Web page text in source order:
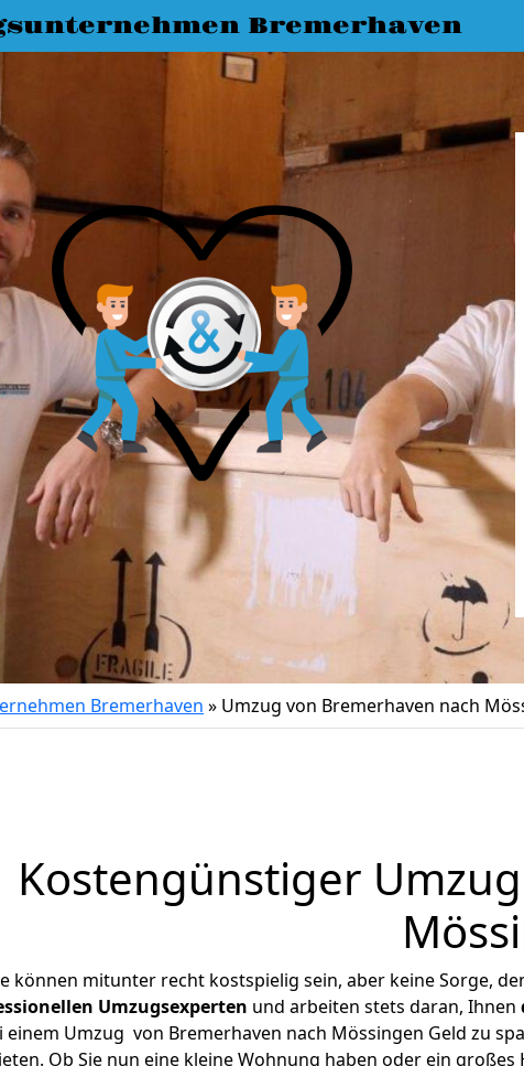
Bremerhaven
Bremerhaven » Umzug von Bremerhaven nach
Kostengünstiger
können mitunter recht kostspielig sein, aber keine Sorge,
Umzugsexperten und arbeiten stets daran, Ihnen
einem Umzug von Bremerhaven nach Mössingen Geld zu
Ob Sie nun eine kleine Wohnung haben oder ein